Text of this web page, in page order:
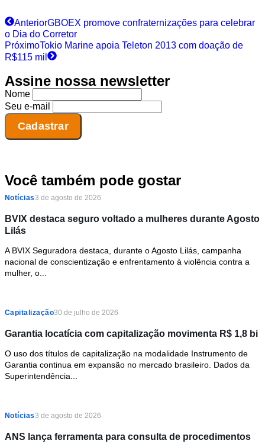
AnteriorGBOEX promove confraternizações para celebrar
o Dia do Corretor
PróximoTokio Marine apoia Teleton 2013 com doação de
R$115 mil
Assine nossa newsletter
Nome
Seu e-mail
Você também pode gostar
Notícias3 de agosto de 2026
BVIX destaca seguro voltado a mulheres durante Agosto
Lilás
A BVIX Seguradora destaca, durante o Agosto Lilás, campanha
nacional de conscientização e enfrentamento à violência contra a
mulher, o...
Capitalização30 de julho de 2026
Garantia locatícia com capitalização movimenta R$ 1,8 bi
O uso dos títulos de capitalização na modalidade Instrumento de
Garantia continua em expansão no mercado brasileiro. Dados da
Superintendência...
Notícias3 de agosto de 2026
ANS lança ferramenta para consulta de procedimentos